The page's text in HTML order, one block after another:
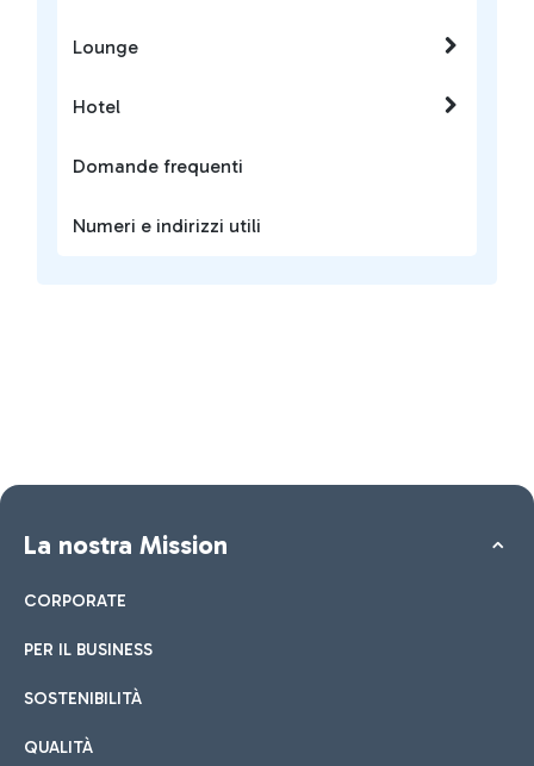
Lounge
Hotel
Domande frequenti
Numeri e indirizzi utili
La nostra Mission
CORPORATE
PER IL BUSINESS
SOSTENIBILITÀ
QUALITÀ